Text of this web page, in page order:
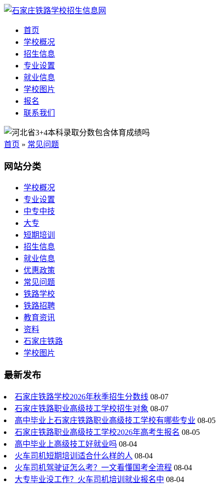
首页
学校概况
招生信息
专业设置
就业信息
学校图片
报名
联系我们
首页 » 常见问题
网站分类
学校概况
专业设置
中专中技
大专
短期培训
招生信息
就业信息
优惠政策
常见问题
铁路学校
铁路招聘
教育资讯
资料
石家庄铁路
学校图片
最新发布
石家庄铁路学校2026年秋季招生分数线 08-07
石家庄铁路职业高级技工学校招生对象 08-07
高中毕业上石家庄铁路职业高级技工学校有哪些专业 08-05
石家庄铁路职业高级技工学校2026年高考生报名 08-05
高中毕业上高级技工好就业吗 08-04
火车司机短期培训适合什么样的人 08-04
火车司机驾驶证怎么考？一文看懂国考全流程 08-04
大专毕业没工作？火车司机培训就业报名中 08-04